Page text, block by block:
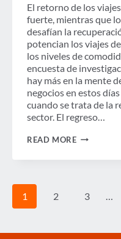
El retorno de los
fuerte, mientras que
desafían la
potencian los viajes
los niveles de
encuesta de
hay más en la mente
negocios en estos
cuando se trata de la
sector. El regreso…
READ MOREMOVE
VIAJES
NUEVAS
Page
navigation
1 2 3 …